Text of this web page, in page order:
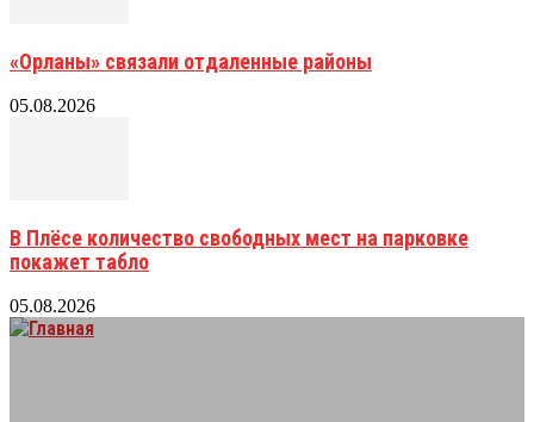
«Орланы» связали отдаленные районы
05.08.2026
В Плёсе количество свободных мест на парковке
покажет табло
05.08.2026